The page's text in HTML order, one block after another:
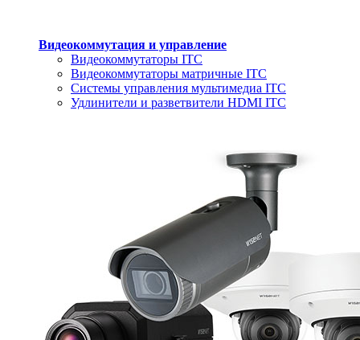
Видеокоммутация и управление
Видеокоммутаторы ITC
Видеокоммутаторы матричные ITC
Системы управления мультимедиа ITC
Удлинители и разветвители HDMI ITC